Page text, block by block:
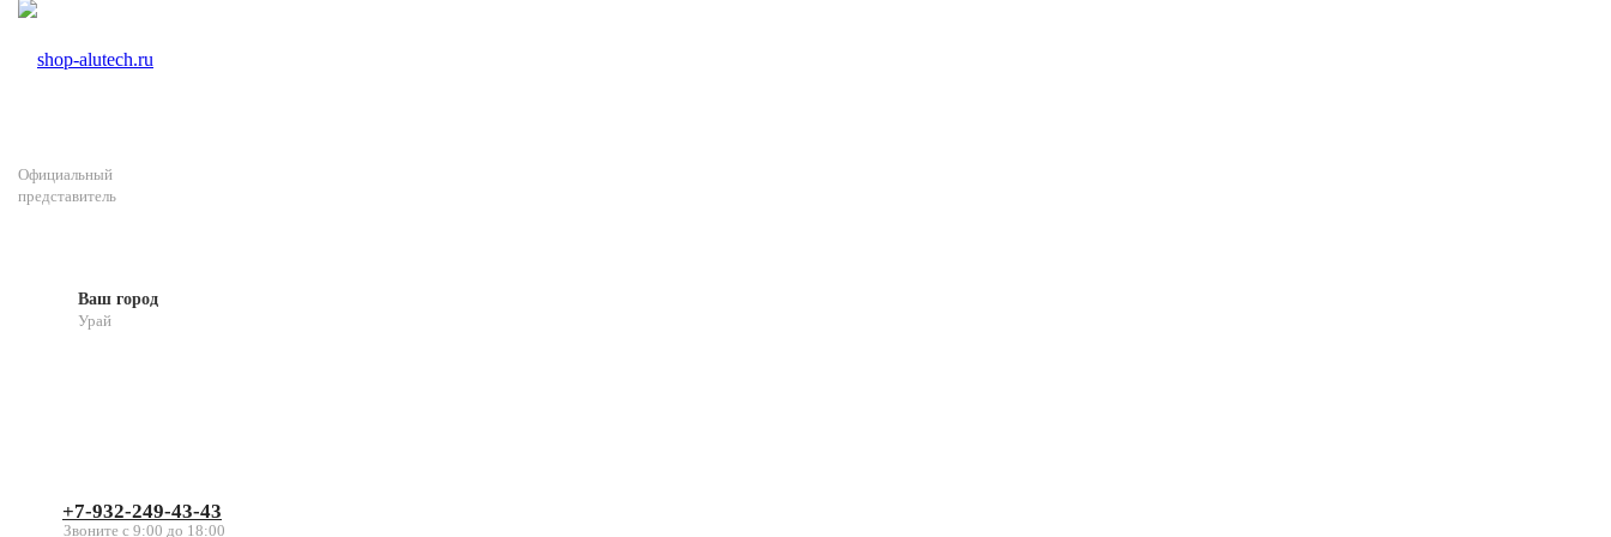
Официальный
представитель
Ваш город
Урай
+7-932-249-43-43
Звоните с 9:00 до 18:00